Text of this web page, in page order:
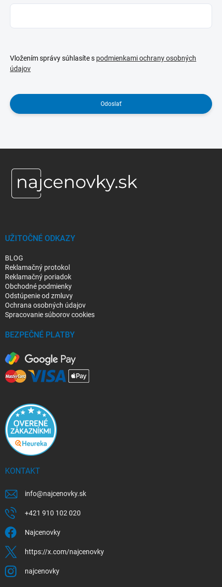
Vložením správy súhlasíte s podmienkami ochrany osobných
údajov
Odoslať
UŽITOČNÉ ODKAZY
BLOG
Reklamačný protokol
Reklamačný poriadok
Obchodné podmienky
Odstúpenie od zmluvy
Ochrana osobných údajov
Spracovanie súborov cookies
BEZPEČNÉ PLATBY
KONTAKT
info@najcenovky.sk
+421 910 102 020
Najcenovky
https://x.com/najcenovky
najcenovky